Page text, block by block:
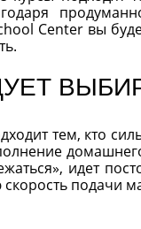
Center вы
тем, кто
идет
подачи